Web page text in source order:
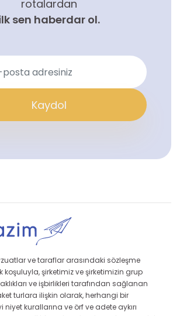
rotalardan
sen haberdar ol.
Kaydol
ve taraflar arasındaki sözleşme
koşuluyla, şirketimiz ve şirketimizin grup
ve işbirlikleri tarafından sağlanan
turlara ilişkin olarak, herhangi bir
kurallarına ve örf ve adete aykırı